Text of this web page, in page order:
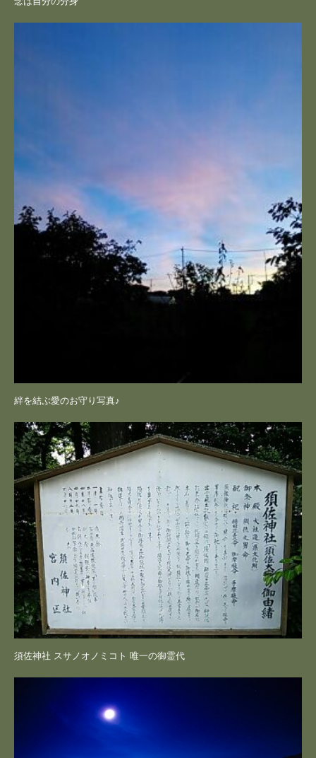
絆を結ぶ愛のお守り写真♪
須佐神社 スサノオノミコト 唯一の御霊代